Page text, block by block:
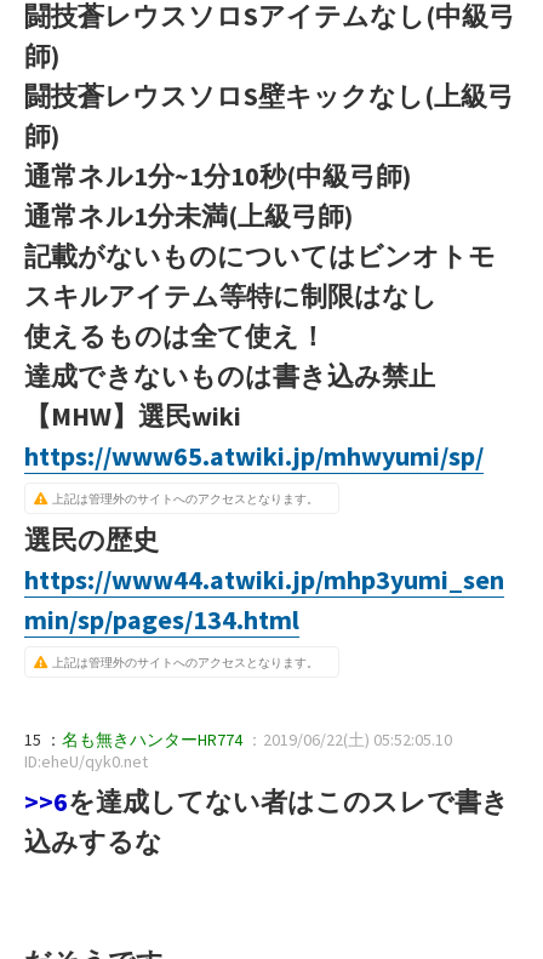
闘技蒼レウスソロSアイテムなし(中級弓
師)
闘技蒼レウスソロS壁キックなし(上級弓
師)
通常ネル1分~1分10秒(中級弓師)
通常ネル1分未満(上級弓師)
記載がないものについてはビンオトモ
スキルアイテム等特に制限はなし
使えるものは全て使え！
達成できないものは書き込み禁止
【MHW】選民wiki
https://www65.atwiki.jp/mhwyumi/sp/
上記は管理外のサイトへのアクセスとなります。
選民の歴史
https://www44.atwiki.jp/mhp3yumi_sen
min/sp/pages/134.html
上記は管理外のサイトへのアクセスとなります。
15 ： 名も無きハンターHR774 ：2019/06/22(土) 05:52:05.10
ID:eheU/qyk0.net
>>6を達成してない者はこのスレで書き
込みするな